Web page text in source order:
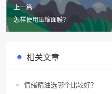
上一篇
怎样使用压缩面膜？
相关文章
情绪精油选哪个比较好？